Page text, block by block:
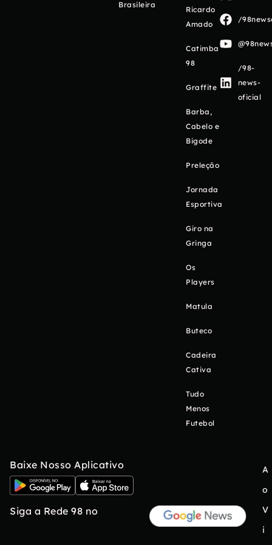
Brasileira
Ricardo
Amado
Catimba
98
Graffite
Barba,
Cabelo e
Bigode
Preleção
Jornada
Esportiva
Giro na
Gringa
Os
Players
Matula
Buteco
Cadeira
Cativa
Tudo
Menos
Futebol
/
/98-
news-
oficial
Baixe Nosso Aplicativo
Siga a Rede 98 no
A
o
V
i